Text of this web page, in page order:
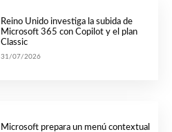
Reino Unido investiga la subida de
Microsoft 365 con Copilot y el plan
Classic
31/07/2026
Microsoft prepara un menú contextual